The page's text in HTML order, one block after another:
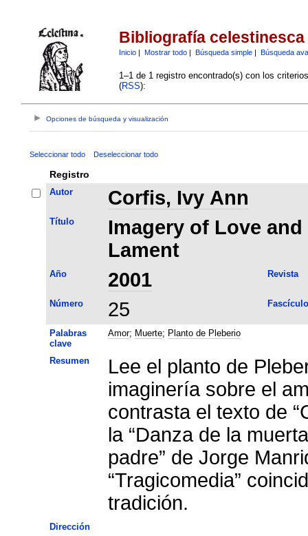
Bibliografía celestinesca
Inicio| Mostrar todo| Búsqueda simple| Búsqueda
1–1 de 1 registro encontrado(s) con los
(RSS):
Opciones de búsqueda y visualización
Seleccionar todo Deseleccionar todo
Registro
Autor Corfis, Ivy Ann
Título
Imagery of Love
Lament
Año 2001 Revista
Número 25 Fascículo
Palabras
clave
Amor; Muerte; Planto de Pleberio
Resumen
Lee el planto de
imaginería sobre el
contrasta el texto de
la “Danza de la
padre” de Jorge
“Tragicomedia”
tradición.
Dirección